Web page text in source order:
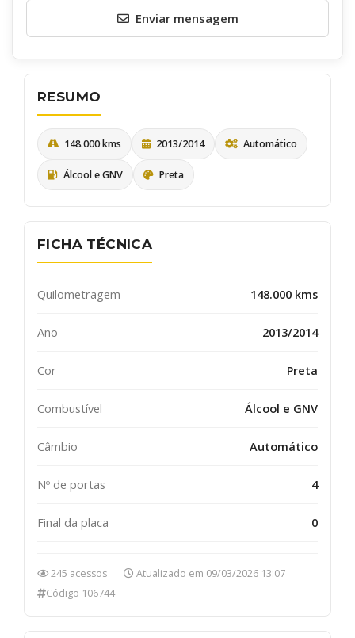
RESUMO
148.000 kms 2013/2014 Automático
Álcool e GNV Preta
FICHA TÉCNICA
Quilometragem 148.000 kms
Ano 2013/2014
Cor Preta
Combustível Álcool e GNV
Câmbio Automático
Nº de portas 4
Final da placa 0
245 acessos
Atualizado em 09/03/2026 13:07
Código 106744
Enviar mensagem
Receber informativos do AutoSerra e parceiros